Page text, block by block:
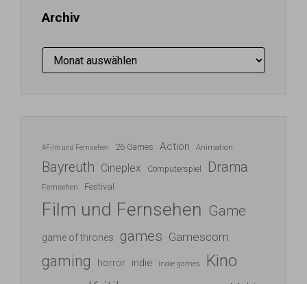
Archiv
Archiv
#Film und Fernsehen 26 Games Action Animation
Bayreuth Cineplex Computerspiel Drama
Fernsehen Festival
Film und Fernsehen Game
game of thrones games Gamescom
gaming horror indie Indie games Kino